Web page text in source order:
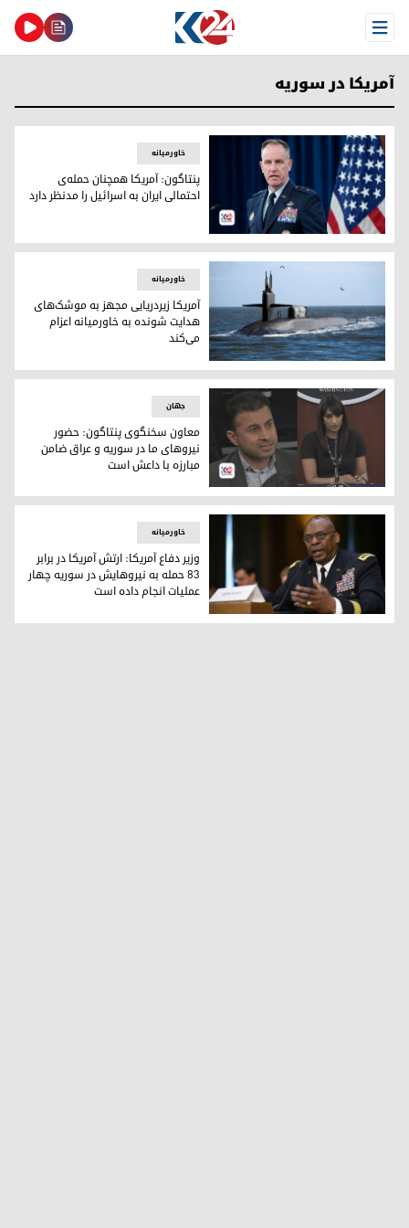
Open Menu
آمریکا در سوریە
پاتریک رایدر، سخنگوی وزارت دفاع آمریکا
خاورمیانه
پنتاگون: آمریکا همچنان حمله‌ی
احتمالی ایران به اسرائیل را مدنظر دارد
آمریکا زیردریایی مجهز به موشک‌های هدایت شونده به
خاورمیانه
آمریکا زیردریایی مجهز به موشک‌های
هدایت شونده به خاورمیانه اعزام
می‌کند
معاون سخنگوی پنتاگون: حضور نیروهای ما در سوریە و عراق
جهان
معاون سخنگوی پنتاگون: حضور
نیروهای ما در سوریە و عراق ضامن
مبارزه با داعش است
لوید آستین، وزیر دفاع آمریکا
خاورمیانه
وزیر دفاع آمریکا: ارتش آمریکا در برابر
٨٣ حمله به نیروهایش در سوریه چهار
عملیات انجام داده است